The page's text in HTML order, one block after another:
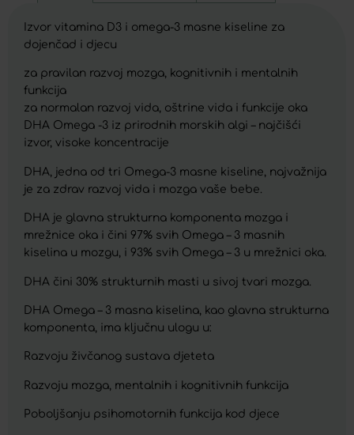
Izvor vitamina D3 i omega-3 masne kiseline za
dojenčad i djecu
za pravilan razvoj mozga, kognitivnih i mentalnih
funkcija
za normalan razvoj vida, oštrine vida i funkcije oka
DHA Omega -3 iz prirodnih morskih algi – najčišći
izvor, visoke koncentracije
DHA, jedna od tri Omega-3 masne kiseline, najvažnija
je za zdrav razvoj vida i mozga vaše bebe.
DHA je glavna strukturna komponenta mozga i
mrežnice oka i čini 97% svih Omega – 3 masnih
kiselina u mozgu, i 93% svih Omega – 3 u mrežnici oka.
DHA čini 30% strukturnih masti u sivoj tvari mozga.
DHA Omega – 3 masna kiselina, kao glavna strukturna
komponenta, ima ključnu ulogu u:
Razvoju živčanog sustava djeteta
Razvoju mozga, mentalnih i kognitivnih funkcija
Poboljšanju psihomotornih funkcija kod djece